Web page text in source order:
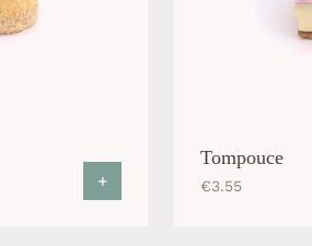
+
Tompouce
€3.55